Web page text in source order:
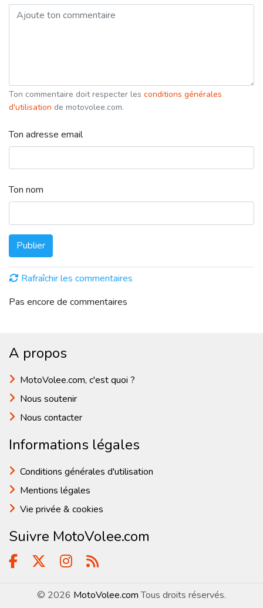
Ton commentaire doit respecter les conditions générales
d'utilisation de motovolee.com.
Ton adresse email
Ton nom
Publier
Rafraîchir les commentaires
Pas encore de commentaires
A propos
MotoVolee.com, c'est quoi ?
Nous soutenir
Nous contacter
Informations légales
Conditions générales d'utilisation
Mentions légales
Vie privée & cookies
Suivre MotoVolee.com
© 2026 MotoVolee.comTous droits réservés.